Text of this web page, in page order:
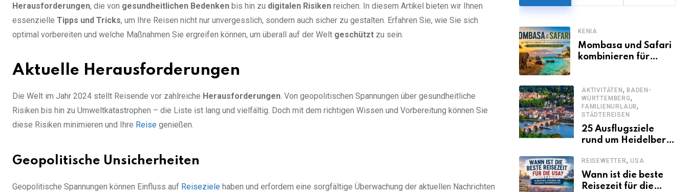
Herausforderungen, die von gesundheitlichen Bedenken bis hin zu digitalen Risiken reichen. In diesem Artikel bieten wir Ihnen
essenzielle Tipps und Tricks, um Ihre Reisen nicht nur unvergesslich, sondern auch sicher zu gestalten. Erfahren Sie, wie Sie sich
optimal vorbereiten und welche Maßnahmen Sie ergreifen können, um überall auf der Welt geschützt zu sein.
Aktuelle Herausforderungen
Die Welt im Jahr 2024 stellt Reisende vor zahlreiche Herausforderungen. Von geopolitischen Spannungen über gesundheitliche
Risiken bis hin zu Umweltkatastrophen – die Liste ist lang und vielfältig. Doch mit dem richtigen Wissen und Vorbereitung können Sie
diese Risiken minimieren und Ihre Reise genießen.
Geopolitische Unsicherheiten
Geopolitische Spannungen können Einfluss auf Reiseziele haben und erfordern eine sorgfältige Überwachung der aktuellen Nachrichten
KENIA
Mombasa und Safari
kombinieren für
Kenia-Urlaub
AKTIVITÄTEN , BADEN-
WÜRTTEMBERG,
FAMILIENURLAUB,
STÄDTEREISEN
25 Ausflugsziele
rund um Heidelberg,
sollte
REISEWETTER, USA
Wann ist die beste
Reisezeit für die